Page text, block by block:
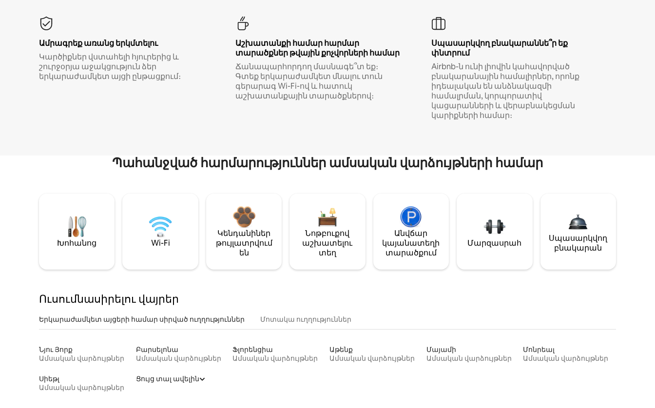
Ամրագրեք առանց երկմտելու
Կարծիքներ վստահելի հյուրերից և
շուրջօրյա աջակցություն ձեր
երկարաժամկետ այցի ընթացքում։
Աշխատանքի համար հարմար
տարածքներ թվային քոչվորների համար
Ճանապարհորդող մասնագե՞տ եք։
Գտեք երկարաժամկետ մնալու տուն
գերարագ Wi-Fi-ով և հատուկ
աշխատանքային տարածքներով։
Սպասարկվող բնակարաննե՞ր եք
փնտրում
Airbnb-ն ունի լիովին կահավորված
բնակարանային համալիրներ, որոնք
իդեալական են անձնակազմի
համալրման, կորպորատիվ
կացարանների և վերաբնակեցման
կարիքների համար։
Պահանջված հարմարություններ ամսական վարձույթների համար
Խոհանոց Wi-Fi
Կենդանիներ
թույլատրվում
են
Նոթբուքով
աշխատելու
տեղ
Անվճար
կայանատեղի
տարածքում
Մարզասրահ
Սպասարկվող
բնակարան
Ուսումնասիրելու վայրեր
Երկարաժամկետ այցերի համար սիրված ուղղություններ Մոտակա ուղղություններ
Նյու Յորք
Ամսական վարձույթներ
Բարսելոնա
Ամսական վարձույթներ
Ֆլորենցիա
Ամսական վարձույթներ
Աթենք
Ամսական վարձույթներ
Մայամի
Ամսական վարձույթներ
Մոնրեալ
Ամսական վարձույթներ
Սիեթլ
Ամսական վարձույթներ
Ցույց տալ ավելին